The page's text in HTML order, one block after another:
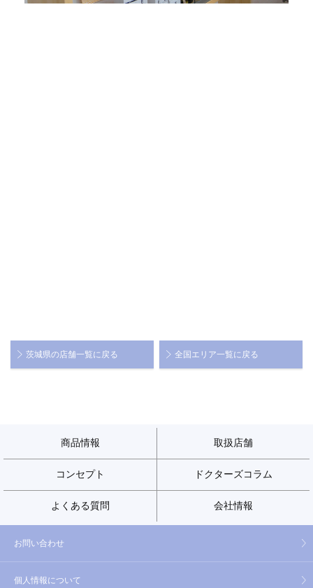
茨城県の店舗一覧に戻る 全国エリア一覧に戻る
商品情報 取扱店舗
コンセプト ドクターズコラム
よくある質問 会社情報
お問い合わせ
個人情報について